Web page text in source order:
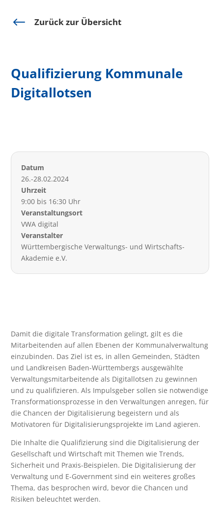
# Zurück zur Übersicht
Qualifizierung Kommunale
Digitallotsen
Datum
26.-28.02.2024
Uhrzeit
9:00 bis 16:30 Uhr
Veranstaltungsort
VWA digital
Veranstalter
Württembergische Verwaltungs- und Wirtschafts-
Akademie e.V.
Damit die digitale Transformation gelingt, gilt es die
Mitarbeitenden auf allen Ebenen der Kommunalverwaltung
einzubinden. Das Ziel ist es, in allen Gemeinden, Städten
und Landkreisen Baden-Württembergs ausgewählte
Verwaltungsmitarbeitende als Digitallotsen zu gewinnen
und zu qualifizieren. Als Impulsgeber sollen sie notwendige
Transformationsprozesse in den Verwaltungen anregen, für
die Chancen der Digitalisierung begeistern und als
Motivatoren für Digitalisierungsprojekte im Land agieren.
Die Inhalte die Qualifizierung sind die Digitalisierung der
Gesellschaft und Wirtschaft mit Themen wie Trends,
Sicherheit und Praxis-Beispielen. Die Digitalisierung der
Verwaltung und E-Government sind ein weiteres großes
Thema, das besprochen wird, bevor die Chancen und
Risiken beleuchtet werden.